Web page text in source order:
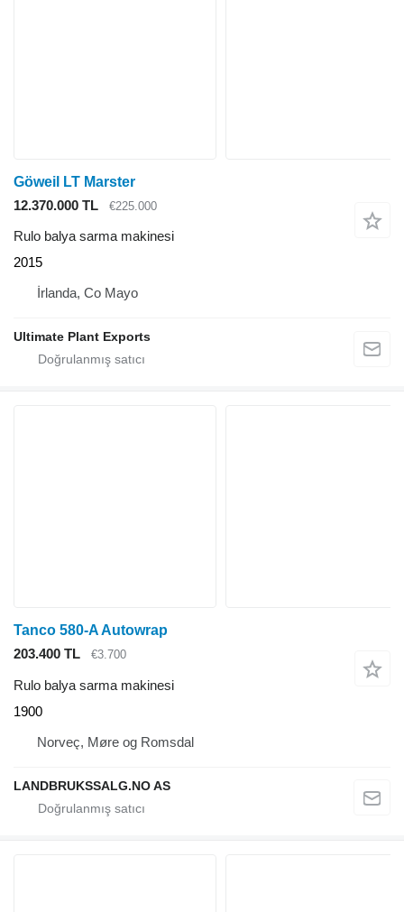
Göweil LT Marster
12.370.000 TL
€225.000
Rulo balya sarma makinesi
2015
İrlanda, Co Mayo
Ultimate Plant Exports
Tanco 580-A Autowrap
203.400 TL
€3.700
Rulo balya sarma makinesi
1900
Norveç, Møre og Romsdal
LANDBRUKSSALG.NO AS